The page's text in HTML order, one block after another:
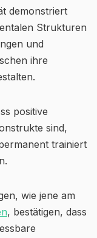
demonstriert
Strukturen
und
ihre
positive
sind,
trainiert
wie jene am
, bestätigen, dass